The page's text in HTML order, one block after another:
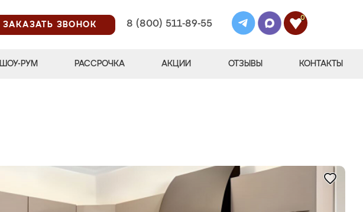
ЗАКАЗАТЬ ЗВОНОК
8 (800) 511-89-55
0
ШОУ-РУМ РАССРОЧКА АКЦИИ ОТЗЫВЫ КОНТАКТЫ